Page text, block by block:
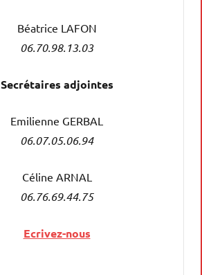
Béatrice LAFON
06.70.98.13.03
Secrétaires adjointes
Emilienne GERBAL
06.07.05.06.94
Céline ARNAL
06.76.69.44.75
Ecrivez-nous